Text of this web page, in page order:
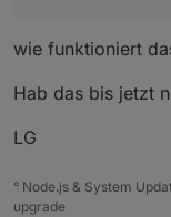
wie funktioniert
Hab das bis jetzt
LG
° Node.js & System
upgrade